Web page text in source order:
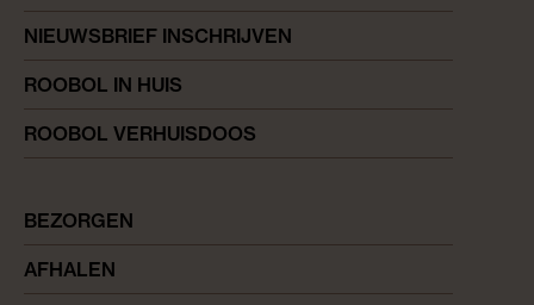
NIEUWSBRIEF INSCHRIJVEN
ROOBOL IN HUIS
ROOBOL VERHUISDOOS
BEZORGEN
AFHALEN